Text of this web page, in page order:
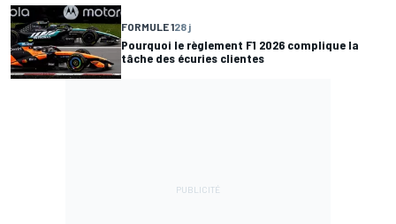
FORMULE 128 j
Pourquoi le règlement F1 2026 complique la
tâche des écuries clientes